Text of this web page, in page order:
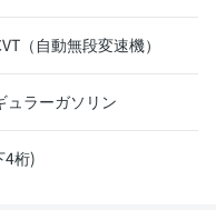
（自動無段変速機）
ュラーガソリン
4桁)